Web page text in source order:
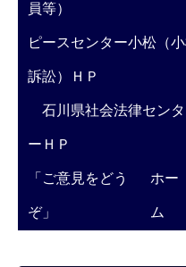
員等）
ピースセンター小松（
訴訟）ＨＰ
石川県社会法律センタ
ーＨＰ
「ご意見をどう
ぞ」
ホー
ム